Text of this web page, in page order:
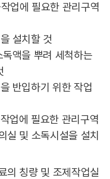
업에 필요한 관리구역
설치할 것
액을 뿌려 세척하는
반입하기 위한 작업
업에 필요한 관리구역
실 및 소독시설을 설치
의 칭량 및 조제작업실